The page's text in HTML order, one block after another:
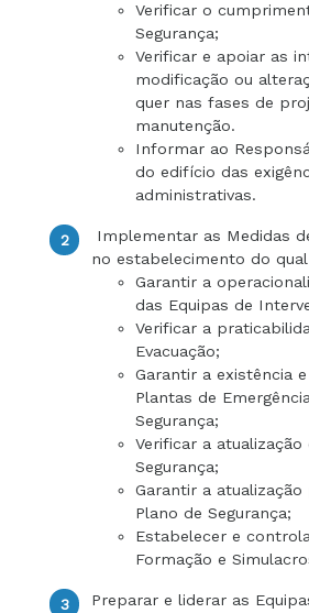
Verificar o
Segurança;
Verificar e apoiar as
modificação ou
quer nas fases de
manutenção.
Informar ao
do edifício das
administrativas.
Implementar as Medidas
no estabelecimento do
Garantir a
das Equipas de
Verificar a
Evacuação;
Garantir a existência
Plantas de
Segurança;
Verificar a
Segurança;
Garantir a atualização
Plano de Segurança;
Estabelecer e
Formação e
Preparar e liderar as